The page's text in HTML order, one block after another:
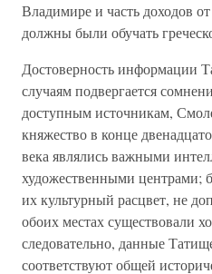
Владимире и часть доходов
должны были обучать
Достоверность информации
случаям подвергается
доступным источникам,
княжество в конце
века являлись важными
художественными центрами;
их культурный расцвет, не
обоих местах существовали
следовательно, данные
соответствуют общей